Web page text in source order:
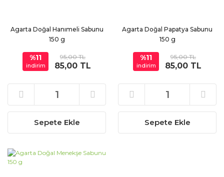
Agarta Doğal Hanımeli Sabunu
150 g
%11
indirim
95,00 TL
85,00 TL
Sepete Ekle
Agarta Doğal Papatya Sabunu
150 g
%11
indirim
95,00 TL
85,00 TL
Sepete Ekle